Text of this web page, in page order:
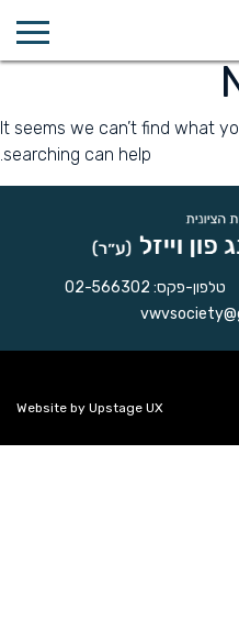
It seems we can’t find what
searching can help.
טלפון-פקס: 02-566302
Website by Upstage UX